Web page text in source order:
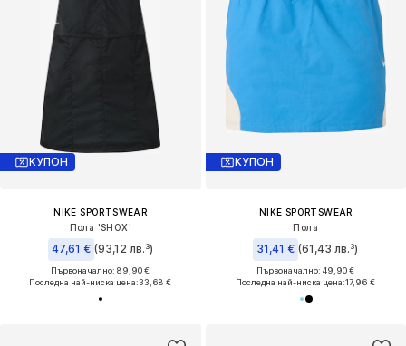
КУПОН
NIKE SPORTSWEAR
Пола 'SHOX'
47,61 € (93,12 лв.³)
Първоначално: 89,90 €
Последна най-ниска цена:33,68 €
КУПОН
NIKE SPORTSWEAR
Пола
31,41 € (61,43 лв.³)
Първоначално: 49,90 €
Последна най-ниска цена:17,96 €